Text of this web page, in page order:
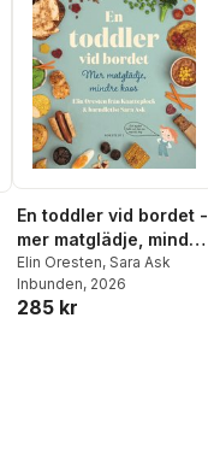
En toddler vid bordet -
mer matglädje, mindre
kaos : 55 recept för
småbarnsåren
Elin Oresten, Sara Ask
Inbunden, 2026
285 kr